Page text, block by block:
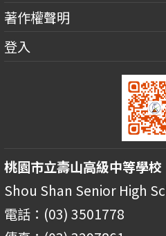
著作權聲明
登入
桃園市立壽山高級中等學校
Shou Shan Senior High
電話：(03) 3501778